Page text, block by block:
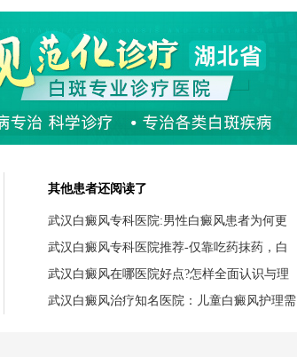
其他患者还阅读了
武汉白癜风专科医院:男性白癜风患者为何更
武汉白癜风专科医院推荐-仅靠吃药抹药，白
武汉白癜风在哪医院好点?怎样全面认识与理
武汉白癜风治疗知名医院：儿童白癜风护理需